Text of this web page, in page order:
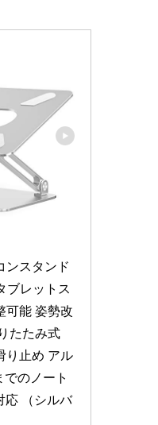
ンスタンド
ブレットス
可能 姿勢改
たたみ式
り止め アル
でのノート
応 （シルバ